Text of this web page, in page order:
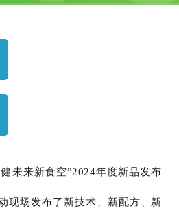
未来新食空”2024年度新品发布
现场发布了新技术、新配方、新